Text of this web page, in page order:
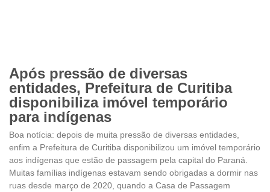
Após pressão de diversas
entidades, Prefeitura de Curitiba
disponibiliza imóvel temporário
para indígenas
Boa notícia: depois de muita pressão de diversas entidades,
enfim a Prefeitura de Curitiba disponibilizou um imóvel temporário
aos indígenas que estão de passagem pela capital do Paraná.
Muitas famílias indígenas estavam sendo obrigadas a dormir nas
ruas desde março de 2020, quando a Casa de Passagem